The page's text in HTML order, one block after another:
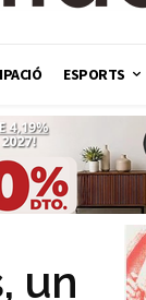
ESPORTS
un